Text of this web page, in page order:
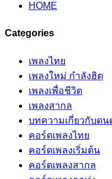
HOME
Categories
เพลงไทย
เพลงใหม่ กำลังฮิต
เพลงเพื่อชีวิต
เพลงสากล
บทความเกี่ยวกับดน
คอร์ดเพลงไทย
คอร์ดเพลงเริ่มต้น
คอร์ดเพลงสากล